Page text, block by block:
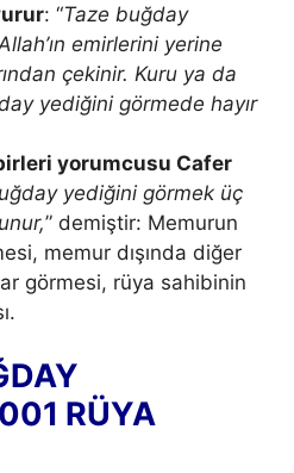
: “Taze buğday
emirlerini yerine
çekinir. Kuru ya da
yediğini gör­mede hayır
yorumcusu Cafer
yediğini görmek üç
” demiştir: Memurun
memur dışında diğer
görmesi, rüya sahibinin
RÜYA